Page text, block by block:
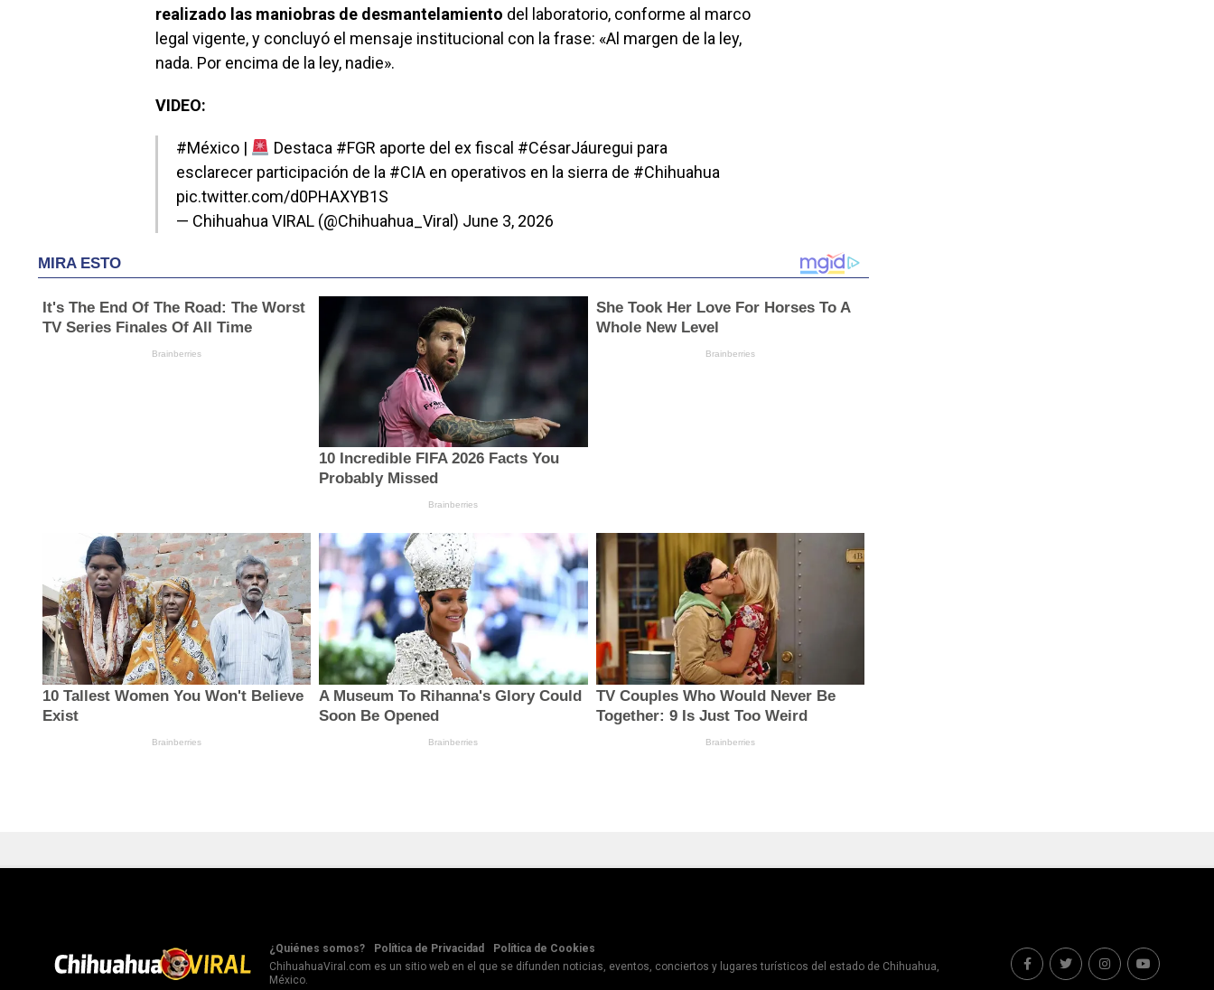
realizado las maniobras de desmantelamiento del laboratorio, conforme al marco
legal vigente, y concluyó el mensaje institucional con la frase: «Al margen de la ley,
nada. Por encima de la ley, nadie».
VIDEO:
#México | Destaca #FGR aporte del ex fiscal #CésarJáuregui para
esclarecer participación de la #CIA en operativos en la sierra de #Chihuahua
pic.twitter.com/d0PHAXYB1S
— Chihuahua VIRAL (@Chihuahua_Viral) June 3, 2026
¿Quiénes somos? Política de Privacidad
Política de Cookies
ChihuahuaViral.com es un sitio web en el que se difunden noticias, eventos, conciertos y lugares turísticos del estado de Chihuahua,
México.